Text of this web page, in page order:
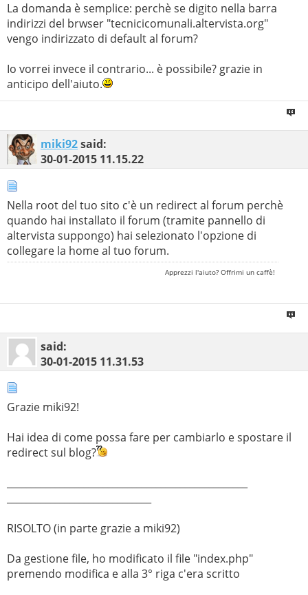
La domanda è semplice: perchè se digito nella barra
indirizzi del brwser "tecnicicomunali.altervista.org"
vengo indirizzato di default al forum?
Io vorrei invece il contrario... è possibile? grazie in
anticipo dell'aiuto.
miki92said:
30-01-2015 11.15.22
Nella root del tuo sito c'è un redirect al forum perchè
quando hai installato il forum (tramite pannello di
altervista suppongo) hai selezionato l'opzione di
collegare la home al tuo forum.
Apprezzi l'aiuto? Offrimi un caffè!
said:
30-01-2015 11.31.53
Grazie miki92!
Hai idea di come possa fare per cambiarlo e spostare il
redirect sul blog?
RISOLTO (in parte grazie a miki92)
Da gestione file, ho modificato il file "index.php"
premendo modifica e alla 3° riga c'era scritto